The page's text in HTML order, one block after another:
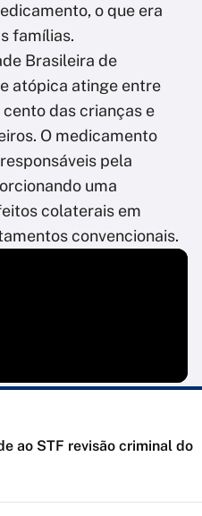
o que era
famílias.
Brasileira de
atópica atinge entre
das crianças e
O medicamento
pela
uma
colaterais em
convencionais.
ao STF revisão criminal do